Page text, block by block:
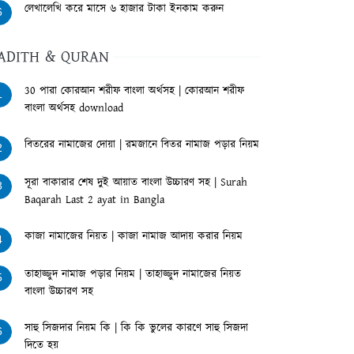
লেখালেখি করে মাসে ৬ হাজার টাকা ইনকাম করুন
& QURAN
30 পারা কোরআন শরীফ বাংলা অর্থসহ | কোরআন শরীফ
বাংলা অর্থসহ download
বিতরের নামাজের দোয়া | রমজানে বিতর নামাজ পড়ার নিয়ম
সূরা বাকারার শেষ দুই আয়াত বাংলা উচ্চারণ সহ | Surah
Baqarah Last 2 ayat in Bangla
কাজা নামাজের নিয়ত | কাজা নামাজ আদায় করার নিয়ম
তাহাজ্জুদ নামাজ পড়ার নিয়ম | তাহাজ্জুদ নামাজের নিয়ত
বাংলা উচ্চারণ সহ
সাহু সিজদার নিয়ম কি | কি কি ভুলের কারণে সাহু সিজদা
দিতে হয়